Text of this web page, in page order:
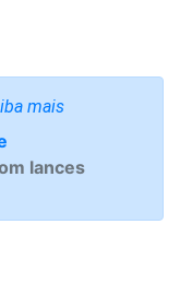
mais
lances